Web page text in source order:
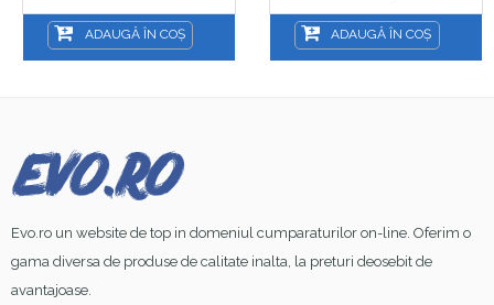
ADAUGĂ ÎN COȘ ADAUGĂ ÎN COȘ
Evo.ro un website de top in domeniul cumparaturilor on-line. Oferim o
gama diversa de produse de calitate inalta, la preturi deosebit de
avantajoase.